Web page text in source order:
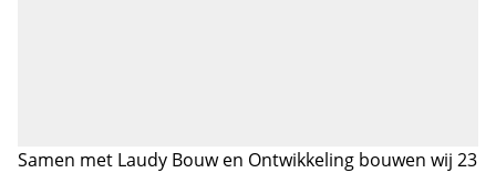
Samen met Laudy Bouw en Ontwikkeling bouwen wij 23